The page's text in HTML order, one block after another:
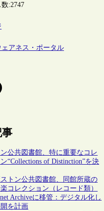
数:2747
アネス・ポータル
公共図書館、特に重要なコレ
“Collections of Distinction”を決
トン公共図書館、同館所蔵の
コレクション（レコード類）
Archiveに移管：デジタル化し
を計画